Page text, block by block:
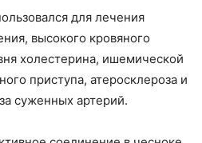
для лечения
высокого кровяного
холестерина, ишемической
приступа, атеросклероза и
суженных артерий.